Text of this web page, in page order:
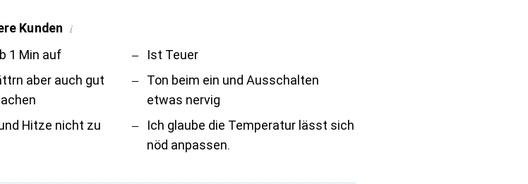
Kunden i
1 Min auf
aber auch gut
Hitze nicht zu
Ist Teuer
Ton beim ein und Ausschalten
etwas nervig
Ich glaube die Temperatur lässt sich
nöd anpassen.